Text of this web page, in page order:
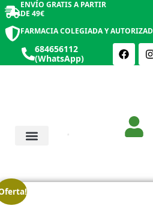
ENVÍO GRATIS A PARTIR
DE 49€
FARMACIA COLEGIADA Y
684656112
(WhatsApp)